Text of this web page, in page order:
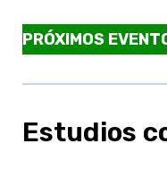
PRÓXIMOS
Estudios